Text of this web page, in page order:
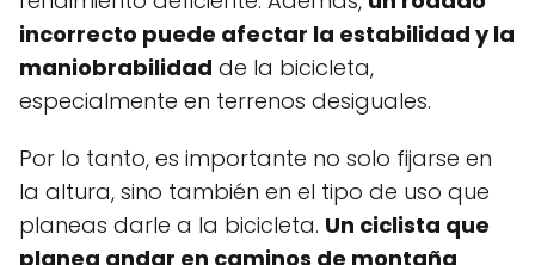
incorrecto puede afectar la estabilidad y la
maniobrabilidad de la bicicleta,
especialmente en terrenos desiguales.
Por lo tanto, es importante no solo fijarse en
la altura, sino también en el tipo de uso que
planeas darle a la bicicleta. Un ciclista que
planea andar en caminos de montaña